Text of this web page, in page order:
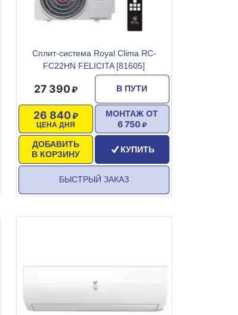
Сплит-система Royal Clima RC-
FC22HN FELICITA [81605]
В ПУТИ
27 390
ЦЕНА ДНЯ
26 840
ДОБАВИТЬ
В КОРЗИНУ
МОНТАЖ ОТ
6 750
КУПИТЬ
БЫСТРЫЙ ЗАКАЗ